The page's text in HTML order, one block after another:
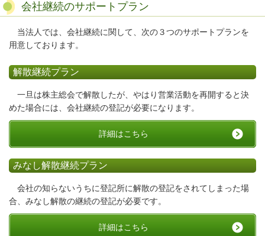
会社継続のサポートプラン
当法人では、会社継続に関して、次の３つのサポートプランを
用意しております。
解散継続プラン
一旦は株主総会で解散したが、やはり営業活動を再開すると決
めた場合には、会社継続の登記が必要になります。
詳細はこちら
みなし解散継続プラン
会社の知らないうちに登記所に解散の登記をされてしまった場
合、みなし解散の継続の登記が必要です。
詳細はこちら